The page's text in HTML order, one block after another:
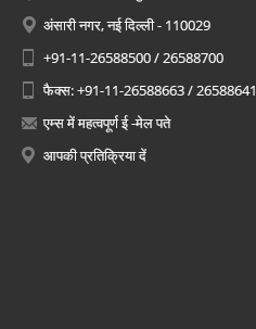
अंसारी नगर, नई दिल्ली - 110029
+91-11-26588500 / 26588700
फैक्स: +91-11-26588663 / 26588641
एम्स में महत्वपूर्ण ई -मेल पते
आपकी प्रतिक्रिया दें